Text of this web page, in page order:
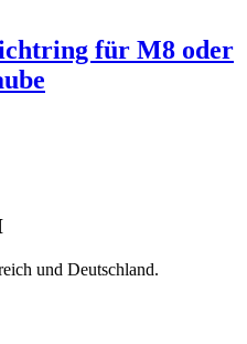
für M8 oder
und Deutschland.